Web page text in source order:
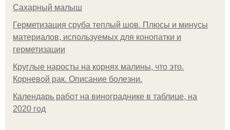
Сахарный малыш
Герметизация сруба теплый шов. Плюсы и минусы
материалов, используемых для конопатки и
герметизации
Круглые наросты на корнях малины, что это.
Корневой рак. Описание болезни.
Календарь работ на винограднике в таблице, на
2020 год